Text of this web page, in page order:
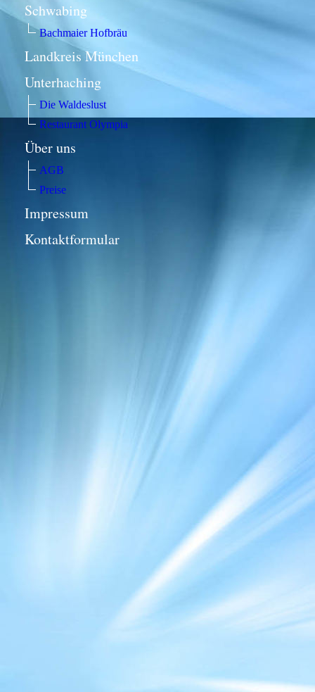
Schwabing
Bachmaier Hofbräu
Landkreis München
Unterhaching
Die Waldeslust
Restaurant Olympia
Über uns
AGB
Preise
Impressum
Kontaktformular